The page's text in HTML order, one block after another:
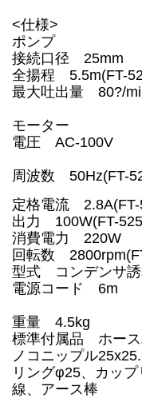
<仕様>
ポンプ
接続口径 25mm
全揚程 5.5m(FT-
最大吐出量 80?/
モーター
電圧 AC-100V
周波数 50Hz(FT-
定格電流 2.8A(FT-
出力 100W(FT-
消費電力 220W
回転数
型式 コンデンサ誘
電源コード 6m
重量 4.5kg
標準付属品 ホー
ノコニップル
リングφ25、カッ
線、アース棒